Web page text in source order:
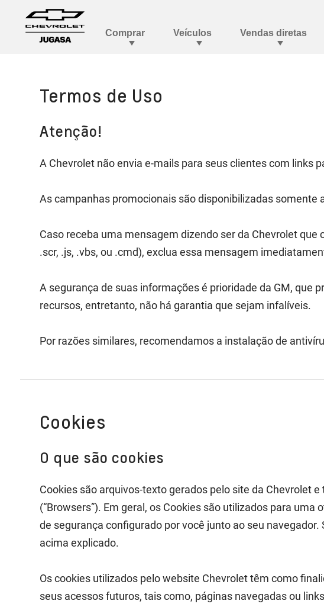
Termos de Uso
Atenção!
A Chevrolet não envia e-mails para seus clientes com links
As campanhas promocionais são disponibilizadas somente
Caso receba uma mensagem dizendo ser da Chevrolet
.scr, .js, .vbs, ou .cmd), exclua essa mensagem
A segurança de suas informações é prioridade da GM, que
recursos, entretanto, não há garantia que sejam infalíveis.
Por razões similares, recomendamos a instalação de
Cookies
O que são cookies
Cookies são arquivos-texto gerados pelo site da Chevrolet
(“Browsers”). Em geral, os Cookies são utilizados para
de segurança configurado por você junto ao seu
acima explicado.
Os cookies utilizados pelo website Chevrolet têm como
seus acessos futuros, tais como, páginas navegadas ou